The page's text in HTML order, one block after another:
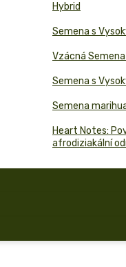
Hybrid
Semena s
Vzácná
Semena s
Semena
Heart Notes:
afrodiziakální